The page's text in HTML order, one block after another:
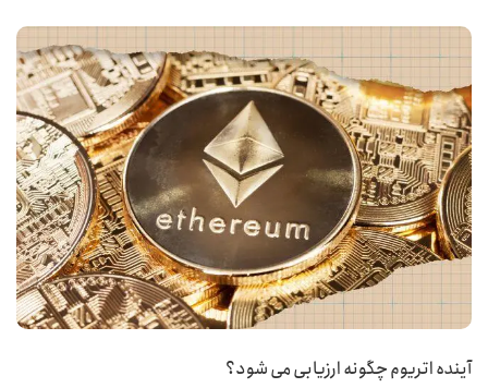
آینده اتریوم چگونه ارزیابی می شود؟